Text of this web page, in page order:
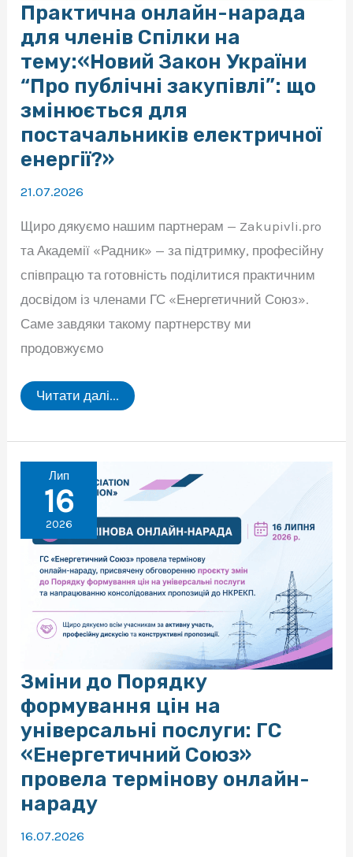
Практична онлайн-нарада
для членів Спілки на
тему:«Новий Закон України
“Про публічні закупівлі”: що
змінюється для
постачальників електричної
енергії?»
21.07.2026
Щиро дякуємо нашим партнерам — Zakupivli.pro
та Академії «Радник» — за підтримку, професійну
співпрацю та готовність поділитися практичним
досвідом із членами ГС «Енергетичний Союз».
Саме завдяки такому партнерству ми
продовжуємо
Практична
онлайн-
Спілки
на
тему:«Новий
Закон
України
“Про
публічні
закупівлі”:
що
змінюється
для
постачальників
електричної
енергії?»
Читати далі...
Лип
16
2026
Зміни до Порядку
формування цін на
універсальні послуги: ГС
«Енергетичний Союз»
провела термінову онлайн-
нараду
16.07.2026